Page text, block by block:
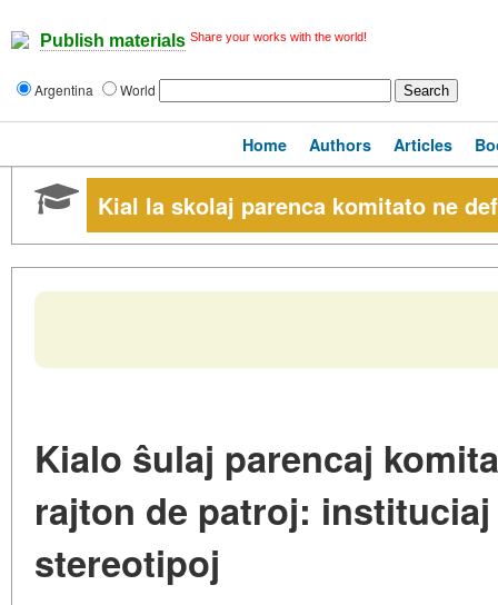
Publish materials Share your works with the world!
Argentina World
Home Authors Articles
Kial la skolaj parenca komitato ne
Kialo ŝulaj parencaj
rajton de patroj:
stereotipoj